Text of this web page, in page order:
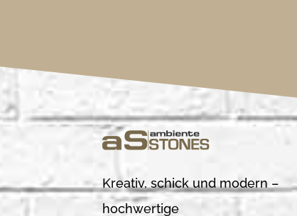
Kreativ, schick und modern –
hochwertige